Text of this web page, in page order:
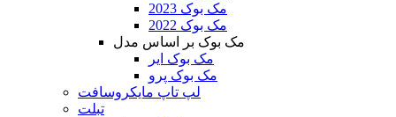
مک بوک 2023
مک بوک 2022
مک بوک بر اساس مدل
مک بوک ایر
مک بوک پرو
لپ تاپ مایکروسافت
تبلت